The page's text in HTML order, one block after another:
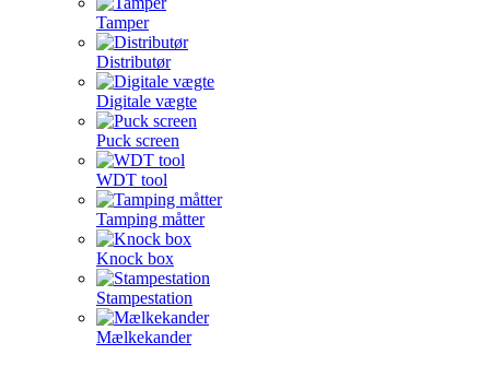
Tamper
Distributør
Digitale vægte
Puck screen
WDT tool
Tamping måtter
Knock box
Stampestation
Mælkekander